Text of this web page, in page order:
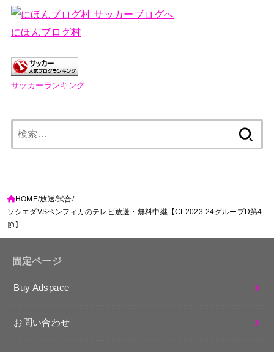
にほんブログ村
サッカーランキング
索:
HOME 放送 試合
ソシエダVSベンフィカのテレビ放送・無料中継【CL2023-24グループD第4
節】
固定ページ
Buy Adspace
お問い合わせ